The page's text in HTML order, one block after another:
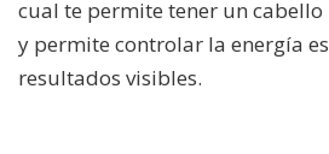
cual te permite tener un
y permite controlar la energía
resultados visibles.